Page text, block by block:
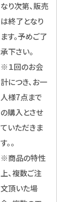
なり次第、販売
は終了となり
ます。予めご了
承下さい。
※１回のお会
計につき、お一
人様7点まで
の購入とさせ
ていただきま
す。。
※商品の特性
上、複数ご注
文頂いた場